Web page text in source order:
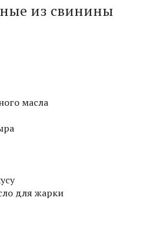
из свинины
масла
для жарки